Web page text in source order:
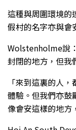
這種與周圍環境的
假村的名字亦與會
Wolstenholme說
封閉的地方，但我
「來到這裏的人
體驗。但我們亦鼓
像會安這樣的地方